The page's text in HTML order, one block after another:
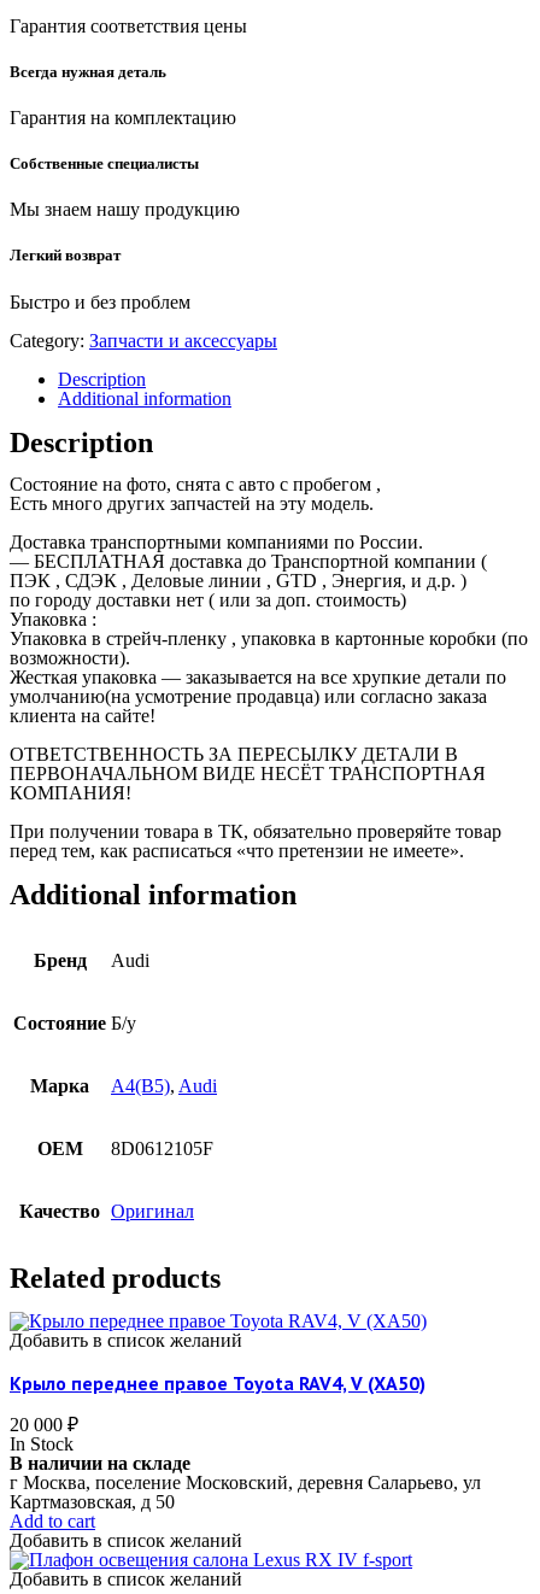
Гарантия соответствия цены
Всегда нужная деталь
Гарантия на комплектацию
Собственные специалисты
Мы знаем нашу продукцию
Легкий возврат
Быстро и без проблем
Category: Запчасти и аксессуары
Description
Additional information
Description
Состояние на фото, снята с авто с пробегом ,
Есть много других запчастей на эту модель.
Доставка транспортными компаниями по России.
— БЕСПЛАТНАЯ доставка до Транспортной компании (
ПЭК , СДЭК , Деловые линии , GTD , Энергия, и д.р. )
по городу доставки нет ( или за доп. стоимость)
Упаковка :
Упаковка в стрейч-пленку , упаковка в картонные коробки (по
возможности).
Жесткая упаковка — заказывается на все хрупкие детали по
умолчанию(на усмотрение продавца) или согласно заказа
клиента на сайте!
ОТВЕТСТВЕННОСТЬ ЗА ПЕРЕСЫЛКУ ДЕТАЛИ В
ПЕРВОНАЧАЛЬНОМ ВИДЕ НЕСЁТ ТРАНСПОРТНАЯ
КОМПАНИЯ!
При получении товара в ТК, обязательно проверяйте товар
перед тем, как расписаться «что претензии не имеете».
Additional information
Бренд Audi
Состояние Б/у
Марка A4(B5), Audi
OEM 8D0612105F
Качество Оригинал
Related products
Добавить в список желаний
Крыло переднее правое Toyota RAV4, V (XA50)
20 000 ₽
In Stock
В наличии на складе
г Москва, поселение Московский, деревня Саларьево, ул
Картмазовская, д 50
Add to cart
Добавить в список желаний
Добавить в список желаний